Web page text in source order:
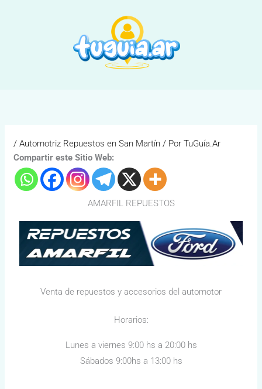
/Automotriz Repuestos en San Martín / PorTuGuía.Ar
Compartir este Sitio Web:
AMARFIL REPUESTOS
Venta de repuestos y accesorios del automotor
Horarios:
Lunes a viernes 9:00 hs a 20:00 hs
Sábados 9:00hs a 13:00 hs